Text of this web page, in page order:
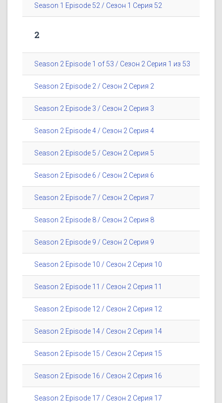
Season 1 Episode 52 / Сезон 1 Серия 52
2
Season 2 Episode 1 of 53 / Сезон 2 Серия 1 из 53
Season 2 Episode 2 / Сезон 2 Серия 2
Season 2 Episode 3 / Сезон 2 Серия 3
Season 2 Episode 4 / Сезон 2 Серия 4
Season 2 Episode 5 / Сезон 2 Серия 5
Season 2 Episode 6 / Сезон 2 Серия 6
Season 2 Episode 7 / Сезон 2 Серия 7
Season 2 Episode 8 / Сезон 2 Серия 8
Season 2 Episode 9 / Сезон 2 Серия 9
Season 2 Episode 10 / Сезон 2 Серия 10
Season 2 Episode 11 / Сезон 2 Серия 11
Season 2 Episode 12 / Сезон 2 Серия 12
Season 2 Episode 14 / Сезон 2 Серия 14
Season 2 Episode 15 / Сезон 2 Серия 15
Season 2 Episode 16 / Сезон 2 Серия 16
Season 2 Episode 17 / Сезон 2 Серия 17